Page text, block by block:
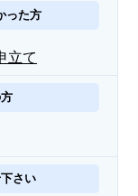
った方
立て
さい